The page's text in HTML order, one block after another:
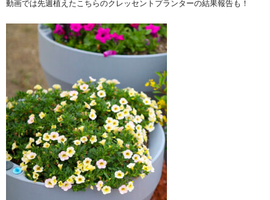
動画では先週植えたこちらのクレッセントプランターの結果報告も！